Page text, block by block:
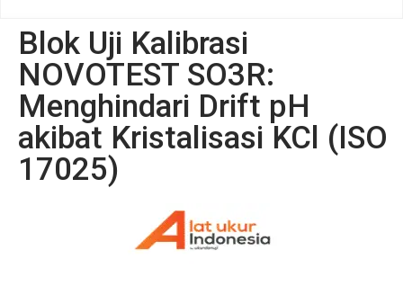
Blok Uji Kalibrasi
NOVOTEST SO3R:
Menghindari Drift pH
akibat Kristalisasi KCl (ISO
17025)